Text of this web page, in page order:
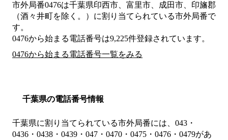
市外局番0476は千葉県印西市、富里市、成田市、印旛郡
（酒々井町を除く。） に割り当てられている市外局番で
す。
0476から始まる電話番号は9,225件登録されています。
0476から始まる電話番号一覧をみる
千葉県の電話番号情報
千葉県に割り当てられている市外局番には、043・
0436・0438・0439・047・0470・0475・0476・0479があ